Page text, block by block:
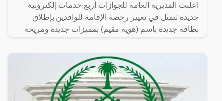
اعلنت المديرية العامة للجوازات أربع خدمات إلكترونية
جديدة تتمثل في تغيير رخصة الإقامة للوافدين بإطلاق
بطاقة جديدة باسم (هوية مقيم) بمميزات جديدة ومريحة